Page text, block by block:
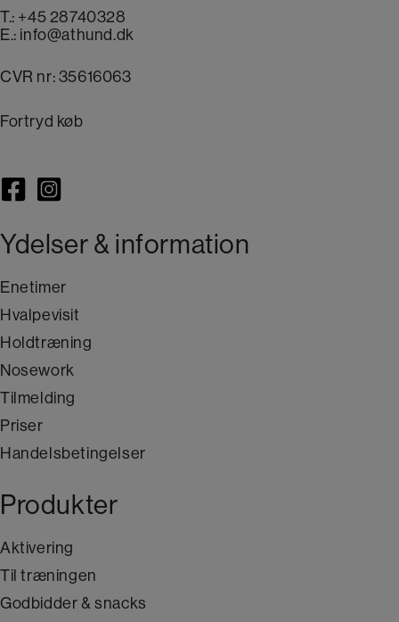
T.: +45 28740328
E.: info@athund.dk
CVR nr: 35616063
Fortryd køb
Ydelser & information
Enetimer
Hvalpevisit
Holdtræning
Nosework
Tilmelding
Priser
Handelsbetingelser
Produkter
Aktivering
Til træningen
Godbidder & snacks